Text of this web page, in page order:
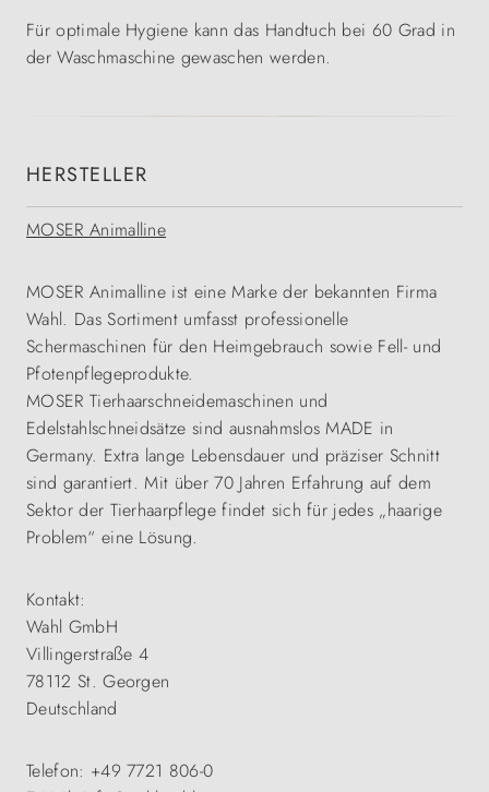
Für optimale Hygiene kann das Handtuch bei 60 Grad in
der Waschmaschine gewaschen werden.
HERSTELLER
MOSER Animalline
MOSER Animalline ist eine Marke der bekannten Firma
Wahl. Das Sortiment umfasst professionelle
Schermaschinen für den Heimgebrauch sowie Fell- und
Pfotenpflegeprodukte.
MOSER Tierhaarschneidemaschinen und
Edelstahlschneidsätze sind ausnahmslos MADE in
Germany. Extra lange Lebensdauer und präziser Schnitt
sind garantiert. Mit über 70 Jahren Erfahrung auf dem
Sektor der Tierhaarpflege findet sich für jedes „haarige
Problem“ eine Lösung.
Kontakt:
Wahl GmbH
Villingerstraße 4
78112 St. Georgen
Deutschland
Telefon: +49 7721 806-0